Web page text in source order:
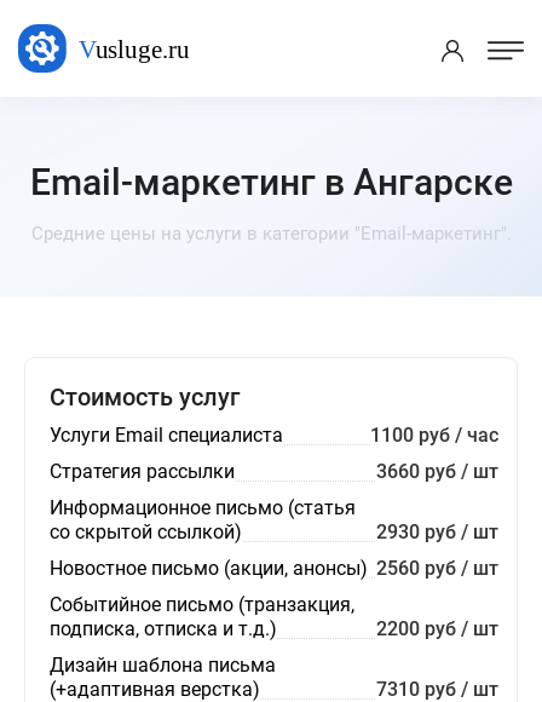
Email-маркетинг в Ангарске
Средние цены на услуги в категории "Email-маркетинг".
Стоимость услуг
Услуги Email специалиста
1100 руб / час
Стратегия рассылки
3660 руб / шт
Информационное письмо (статья
со скрытой ссылкой)
2930 руб / шт
Новостное письмо (акции, анонсы) 2560 руб / шт
Событийное письмо (транзакция,
подписка, отписка и т.д.)
2200 руб / шт
Дизайн шаблона письма
(+адаптивная верстка)
7310 руб / шт